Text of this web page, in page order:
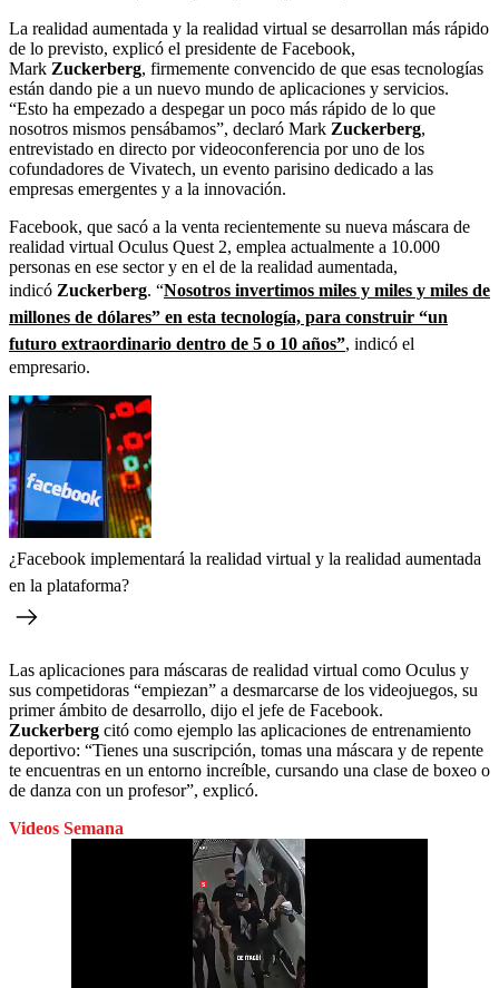
La realidad aumentada y la realidad virtual se desarrollan más rápido
de lo previsto, explicó el presidente de Facebook,
Mark Zuckerberg, firmemente convencido de que esas tecnologías
están dando pie a un nuevo mundo de aplicaciones y servicios.
“Esto ha empezado a despegar un poco más rápido de lo que
nosotros mismos pensábamos”, declaró Mark Zuckerberg,
entrevistado en directo por videoconferencia por uno de los
cofundadores de Vivatech, un evento parisino dedicado a las
empresas emergentes y a la innovación.
Facebook, que sacó a la venta recientemente su nueva máscara de
realidad virtual Oculus Quest 2, emplea actualmente a 10.000
personas en ese sector y en el de la realidad aumentada,
indicó Zuckerberg. “Nosotros invertimos miles y miles y miles de
millones de dólares” en esta tecnología, para construir “un
futuro extraordinario dentro de 5 o 10 años”, indicó el
empresario.
¿Facebook implementará la realidad virtual y la realidad aumentada
en la plataforma?
Las aplicaciones para máscaras de realidad virtual como Oculus y
sus competidoras “empiezan” a desmarcarse de los videojuegos, su
primer ámbito de desarrollo, dijo el jefe de Facebook.
Zuckerberg citó como ejemplo las aplicaciones de entrenamiento
deportivo: “Tienes una suscripción, tomas una máscara y de repente
te encuentras en un entorno increíble, cursando una clase de boxeo o
de danza con un profesor”, explicó.
Videos Semana